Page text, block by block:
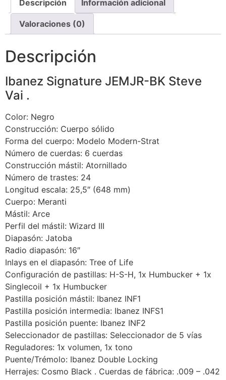
Descripción Información adicional
Valoraciones (0)
Descripción
Ibanez Signature JEMJR-BK Steve
Vai .
Color: Negro
Construcción: Cuerpo sólido
Forma del cuerpo: Modelo Modern-Strat
Número de cuerdas: 6 cuerdas
Construcción mástil: Atornillado
Número de trastes: 24
Longitud escala: 25,5″ (648 mm)
Cuerpo: Meranti
Mástil: Arce
Perfil del mástil: Wizard III
Diapasón: Jatoba
Radio diapasón: 16″
Inlays en el diapasón: Tree of Life
Configuración de pastillas: H-S-H, 1x Humbucker + 1x
Singlecoil + 1x Humbucker
Pastilla posición mástil: Ibanez INF1
Pastilla posición intermedia: Ibanez INFS1
Pastilla posición puente: Ibanez INF2
Seleccionador de pastillas: Seleccionador de 5 vías
Reguladores: 1x volumen, 1x tono
Puente/Trémolo: Ibanez Double Locking
Herrajes: Cosmo Black . Cuerdas de fábrica: .009 – .042